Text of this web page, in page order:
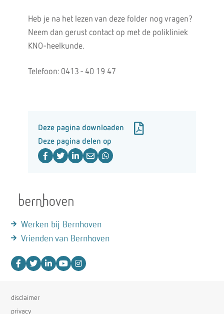
Heb je na het lezen van deze folder nog vragen?
Neem dan gerust contact op met de polikliniek
KNO-heelkunde.
Telefoon: 0413 - 40 19 47
Deze pagina downloaden
Deze pagina delen op
Werken bij Bernhoven
Vrienden van Bernhoven
disclaimer
privacy